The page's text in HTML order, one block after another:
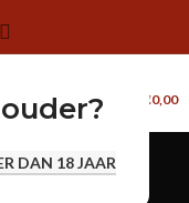
DAN 18 JAAR
€0,00